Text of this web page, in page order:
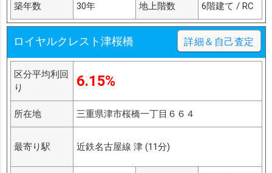
築年数 30年 地上階数 6階建て / RC
ロイヤルクレスト津桜橋 詳細＆自己査定
区分平均利回
り
6.15%
所在地 三重県津市桜橋一丁目６６４
最寄り駅 近鉄名古屋線 津 (11分)